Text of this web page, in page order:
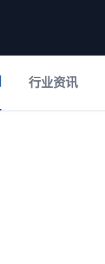
行业资讯